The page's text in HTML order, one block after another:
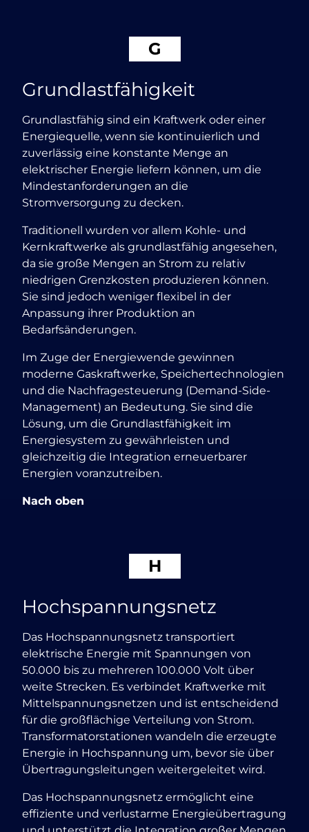
G
Grundlastfähigkeit
Grundlastfähig sind ein Kraftwerk oder einer
Energiequelle, wenn sie kontinuierlich und
zuverlässig eine konstante Menge an
elektrischer Energie liefern können, um die
Mindestanforderungen an die
Stromversorgung zu decken.
Traditionell wurden vor allem Kohle- und
Kernkraftwerke als grundlastfähig angesehen,
da sie große Mengen an Strom zu relativ
niedrigen Grenzkosten produzieren können.
Sie sind jedoch weniger flexibel in der
Anpassung ihrer Produktion an
Bedarfsänderungen.
Im Zuge der Energiewende gewinnen
moderne Gaskraftwerke, Speichertechnologien
und die Nachfragesteuerung (Demand-Side-
Management) an Bedeutung. Sie sind die
Lösung, um die Grundlastfähigkeit im
Energiesystem zu gewährleisten und
gleichzeitig die Integration erneuerbarer
Energien voranzutreiben.
Nach oben
H
Hochspannungsnetz
Das Hochspannungsnetz transportiert
elektrische Energie mit Spannungen von
50.000 bis zu mehreren 100.000 Volt über
weite Strecken. Es verbindet Kraftwerke mit
Mittelspannungsnetzen und ist entscheidend
für die großflächige Verteilung von Strom.
Transformatorstationen wandeln die erzeugte
Energie in Hochspannung um, bevor sie über
Übertragungsleitungen weitergeleitet wird.
Das Hochspannungsnetz ermöglicht eine
effiziente und verlustarme Energieübertragung